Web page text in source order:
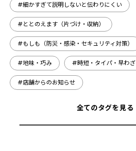
#細かすぎて説明しないと伝わりにくい
#ととのえます（片づけ・収納）
#もしも（防災・感染・セキュリティ対策）
#地味・巧み #時短・タイパ・早わざ
#店舗からのお知らせ
全てのタグを見る